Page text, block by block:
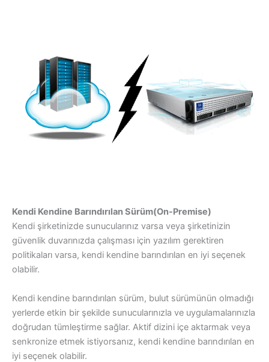
Kendi Kendine Barındırılan Sürüm(On-Premise)
Kendi şirketinizde sunucularınız varsa veya şirketinizin
güvenlik duvarınızda çalışması için yazılım gerektiren
politikaları varsa, kendi kendine barındırılan en iyi seçenek
olabilir.
Kendi kendine barındırılan sürüm, bulut sürümünün olmadığı
yerlerde etkin bir şekilde sunucularınızla ve uygulamalarınızla
doğrudan tümleştirme sağlar. Aktif dizini içe aktarmak veya
senkronize etmek istiyorsanız, kendi kendine barındırılan en
iyi seçenek olabilir.